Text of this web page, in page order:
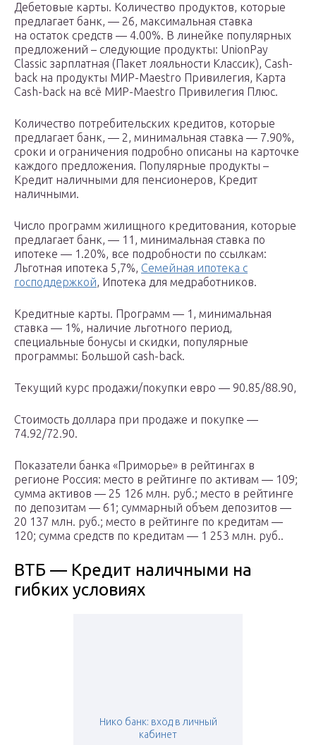
Дебетовые карты. Количество продуктов, которые
предлагает банк, — 26, максимальная ставка
на остаток средств — 4.00%. В линейке популярных
предложений – следующие продукты: UnionPay
Classic зарплатная (Пакет лояльности Классик), Cash-
back на продукты МИР-Маestro Привилегия, Карта
Cash-back на всё МИР-Маestro Привилегия Плюс.
Количество потребительских кредитов, которые
предлагает банк, — 2, минимальная ставка — 7.90%,
сроки и ограничения подробно описаны на карточке
каждого предложения. Популярные продукты –
Кредит наличными для пенсионеров, Кредит
наличными.
Число программ жилищного кредитования, которые
предлагает банк, — 11, минимальная ставка по
ипотеке — 1.20%, все подробности по ссылкам:
Льготная ипотека 5,7%, Семейная ипотека с
господдержкой, Ипотека для медработников.
Кредитные карты. Программ — 1, минимальная
ставка — 1%, наличие льготного период,
специальные бонусы и скидки, популярные
программы: Большой cash-back.
Текущий курс продажи/покупки евро — 90.85/88.90,
Стоимость доллара при продаже и покупке —
74.92/72.90.
Показатели банка «Приморье» в рейтингах в
регионе Россия: место в рейтинге по активам — 109;
сумма активов — 25 126 млн. руб.; место в рейтинге
по депозитам — 61; суммарный объем депозитов —
20 137 млн. руб.; место в рейтинге по кредитам —
120; сумма средств по кредитам — 1 253 млн. руб..
ВТБ — Кредит наличными на
гибких условиях
Нико банк: вход в личный
кабинет